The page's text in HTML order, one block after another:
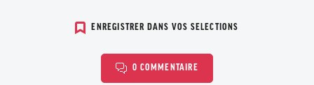
ENREGISTRER DANS VOS SELECTIONS
0 COMMENTAIRE